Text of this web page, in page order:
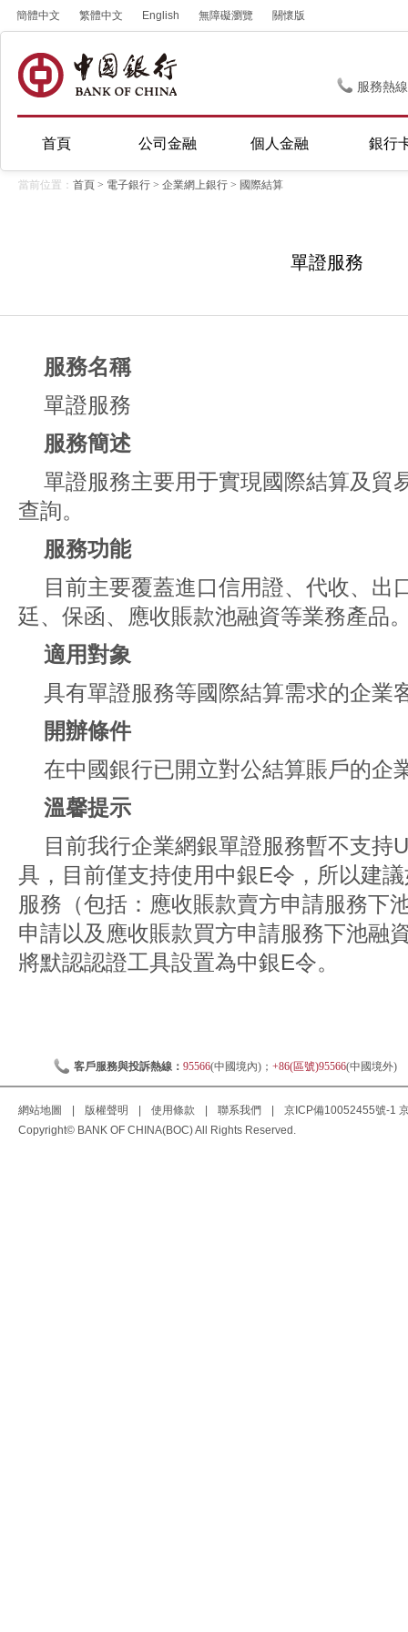
簡體中文 繁體中文 English 無障礙瀏覽 關懷版
服務熱
首頁 公司金融 個人金融 銀行
當前位置： 首頁 > 電子銀行 > 企業網上銀行 > 國際結算
單證服務
服務名稱
單證服務
服務簡述
單證服務主要用于實現國際結算及貿
查詢。
服務功能
目前主要覆蓋進口信用證、代收、出
廷、保函、應收賬款池融資等業務產品
適用對象
具有單證服務等國際結算需求的企業
開辦條件
在中國銀行已開立對公結算賬戶的企
溫馨提示
目前我行企業網銀單證服務暫不支持
具，目前僅支持使用中銀E令，所以建
服務（包括：應收賬款賣方申請服務下
申請以及應收賬款買方申請服務下池融
將默認認證工具設置為中銀E令。
客戶服務與投訴熱線： 95566(中國境內)； +86(區號)95566(中國境外)
網站地圖 版權聲明 使用條款 聯系我們 京ICP備10052455號-1
Copyright© BANK OF CHINA(BOC) All Rights Reserved.